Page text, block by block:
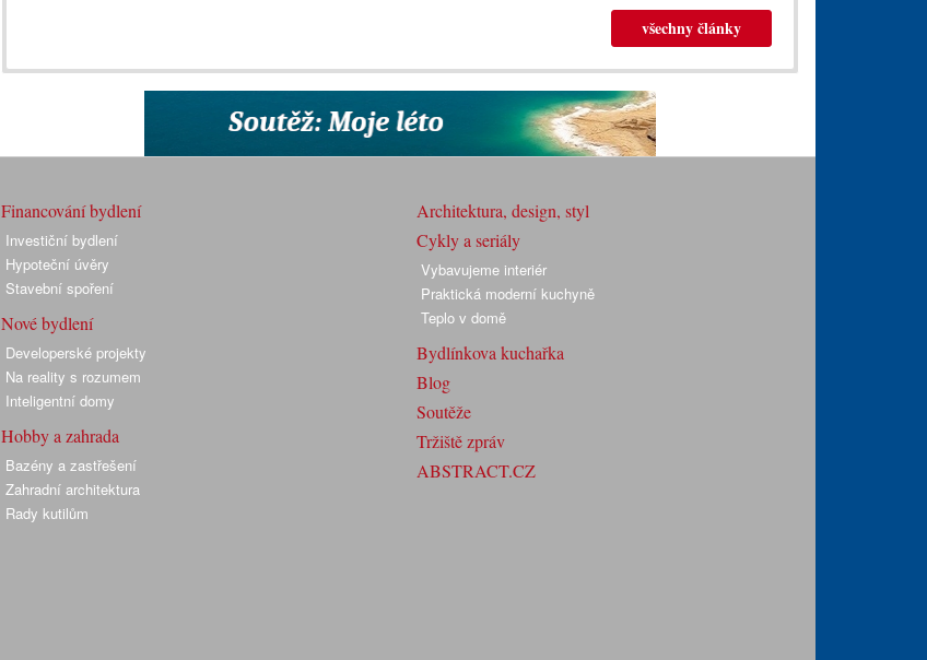
všechny články
Financování bydlení
Investiční bydlení
Hypoteční úvěry
Stavební spoření
Nové bydlení
Developerské projekty
Na reality s rozumem
Inteligentní domy
Hobby a zahrada
Bazény a zastřešení
Zahradní architektura
Rady kutilům
Architektura, design, styl
Cykly a seriály
Vybavujeme interiér
Praktická moderní kuchyně
Teplo v domě
Bydlínkova kuchařka
Blog
Soutěže
Tržiště zpráv
ABSTRACT.CZ